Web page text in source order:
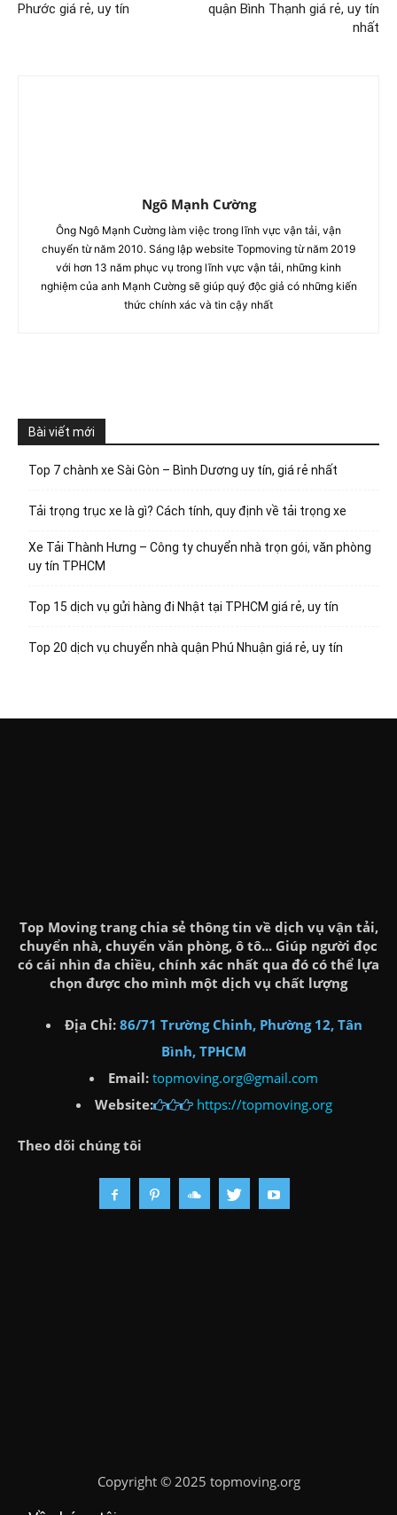
Phước giá rẻ, uy tín
quận Bình Thạnh giá rẻ, uy tín
nhất
Ngô Mạnh Cường
Ông Ngô Mạnh Cường làm việc trong lĩnh vực vận tải, vận
chuyển từ năm 2010. Sáng lập website Topmoving từ năm 2019
với hơn 13 năm phục vụ trong lĩnh vực vận tải, những kinh
nghiệm của anh Mạnh Cường sẽ giúp quý độc giả có những kiến
thức chính xác và tin cậy nhất
Bài viết mới
Top 7 chành xe Sài Gòn – Bình Dương uy tín, giá rẻ nhất
Tải trọng trục xe là gì? Cách tính, quy định về tải trọng xe
Xe Tải Thành Hưng – Công ty chuyển nhà trọn gói, văn phòng
uy tín TPHCM
Top 15 dịch vụ gửi hàng đi Nhật tại TPHCM giá rẻ, uy tín
Top 20 dịch vụ chuyển nhà quận Phú Nhuận giá rẻ, uy tín
Top Moving trang chia sẻ thông tin về dịch vụ vận tải,
chuyển nhà, chuyển văn phòng, ô tô... Giúp người đọc
có cái nhìn đa chiều, chính xác nhất qua đó có thể lựa
chọn được cho mình một dịch vụ chất lượng
Địa Chỉ: 86/71 Trường Chinh, Phường 12, Tân
Bình, TPHCM
Email: topmoving.org@gmail.com
Website:
https://topmoving.org
Theo dõi chúng tôi
Copyright © 2025 topmoving.org